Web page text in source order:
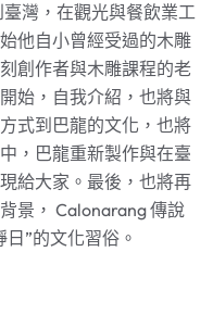
臺灣，在觀光與餐飲業工
他自小曾經受過的木雕
創作者與木雕課程的老
始，自我介紹，也將與
式到巴龍的文化，也將
，巴龍重新製作與在臺
給大家。最後，也將再
景， Calonarang傳說
日 ”的文化習俗。